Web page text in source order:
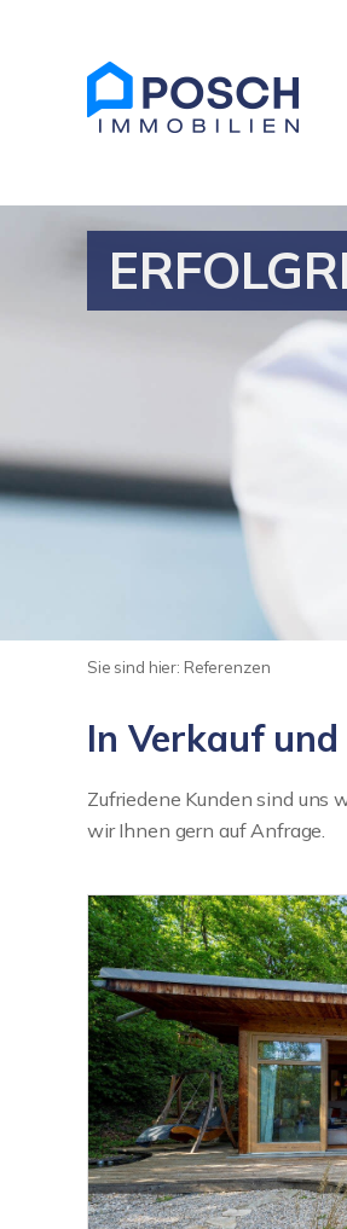
Sie sind hier: Referenzen
In Verkauf
Zufriedene Kunden sind uns
wir Ihnen gern auf Anfrage.